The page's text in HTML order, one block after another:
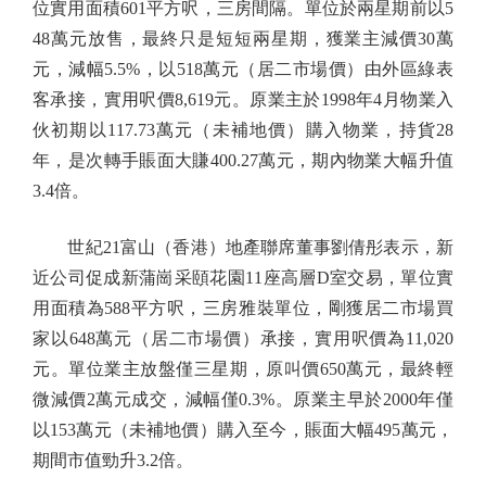
位實用面積601平方呎，三房間隔。單位於兩星期前以5
48萬元放售，最終只是短短兩星期，獲業主減價30萬
元，減幅5.5%，以518萬元（居二市場價）由外區綠表
客承接，實用呎價8,619元。原業主於1998年4月物業入
伙初期以117.73萬元（未補地價）購入物業，持貨28
年，是次轉手賬面大賺400.27萬元，期內物業大幅升值
3.4倍。
世紀21富山（香港）地產聯席董事劉倩彤表示，新
近公司促成新蒲崗采頤花園11座高層D室交易，單位實
用面積為588平方呎，三房雅裝單位，剛獲居二市場買
家以648萬元（居二市場價）承接，實用呎價為11,020
元。單位業主放盤僅三星期，原叫價650萬元，最終輕
微減價2萬元成交，減幅僅0.3%。原業主早於2000年僅
以153萬元（未補地價）購入至今，賬面大幅495萬元，
期間市值勁升3.2倍。